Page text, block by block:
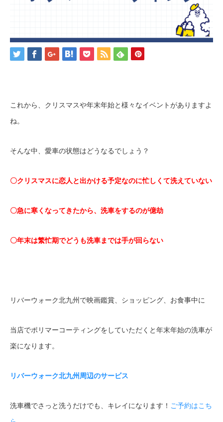
これから、クリスマスや年末年始と様々なイベントがありますよ
ね。
そんな中、愛車の状態はどうなるでしょう？
〇クリスマスに恋人と出かける予定なのに忙しくて洗えていない
〇急に寒くなってきたから、洗車をするのが億劫
〇年末は繁忙期でどうも洗車までは手が回らない
リバーウォーク北九州で映画鑑賞、ショッピング、お食事中に
当店でポリマーコーティングをしていただくと年末年始の洗車が
楽になります。
リバーウォーク北九州周辺のサービス
洗車機でさっと洗うだけでも、キレイになります！ ご予約はこち